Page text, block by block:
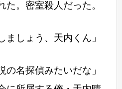
た。密室殺人だった。
ましょう、天内くん」
の名探偵みたいだな」